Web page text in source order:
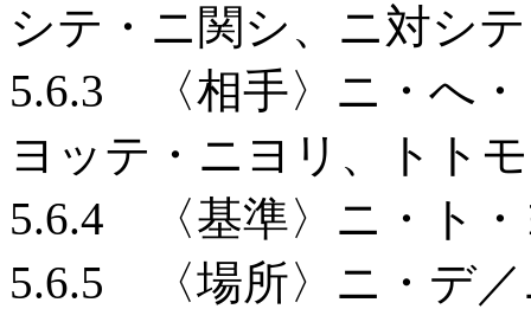
シテ・ニ関シ、ニ対シ
5.6.3 〈相手〉ニ・へ
ヨッテ・ニヨリ、トト
5.6.4 〈基準〉ニ・ト
5.6.5 〈場所〉ニ・デ